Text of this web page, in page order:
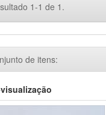
1-1 de 1.
de itens: